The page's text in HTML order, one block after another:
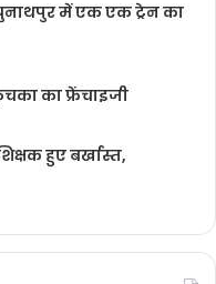
में एक एक ट्रेन का
का फ्रेंचाइजी
हुए बर्खास्त,